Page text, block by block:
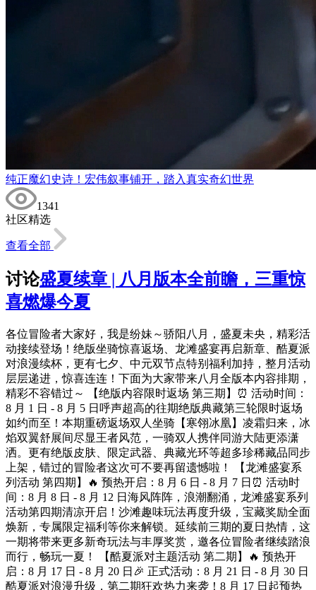
纯正魔幻史诗！宏伟叙事铺开，踏入真实奇幻世界
1341
社区精选
查看全部
讨论盛夏续章 | 八月版本全前瞻，三重惊
喜燃爆今夏
各位冒险者大家好，我是纷妹～骄阳八月，盛夏未央，精彩活
动接续登场！绝版坐骑惊喜返场、龙滩盛宴再启新章、酷夏派
对浪漫续杯，更有七夕、中元双节点特别福利加持，整月活动
层层递进，惊喜连连！下面为大家带来八月全版本内容排期，
精彩不容错过～ 【绝版内容限时返场 第三期】⏰ 活动时间：
8 月 1 日 - 8 月 5 日呼声超高的往期绝版典藏第三轮限时返场
如约而至！本期重磅返场双人坐骑【寒翎冰凰】凌霜归来，冰
焰双翼舒展间尽显王者风范，一骑双人携伴同游大陆更添潇
洒。更有绝版皮肤、限定武器、典藏光环等超多珍稀藏品同步
上架，错过的冒险者这次可不要再留遗憾啦！ 【龙滩盛宴系
列活动 第四期】🔥 预热开启：8 月 6 日 - 8 月 7 日⏰ 活动时
间：8 月 8 日 - 8 月 12 日海风阵阵，浪潮翻涌，龙滩盛宴系列
活动第四期清凉开启！沙滩趣味玩法再度升级，宝藏奖励全面
焕新，专属限定福利等你来解锁。延续前三期的夏日热情，这
一期将带来更多新奇玩法与丰厚奖赏，邀各位冒险者继续踏浪
而行，畅玩一夏！ 【酷夏派对主题活动 第二期】🔥 预热开
启：8 月 17 日 - 8 月 20 日🎉 正式活动：8 月 21 日 - 8 月 30 日
酷夏派对浪漫升级，第二期狂欢热力来袭！8 月 17 日起预热